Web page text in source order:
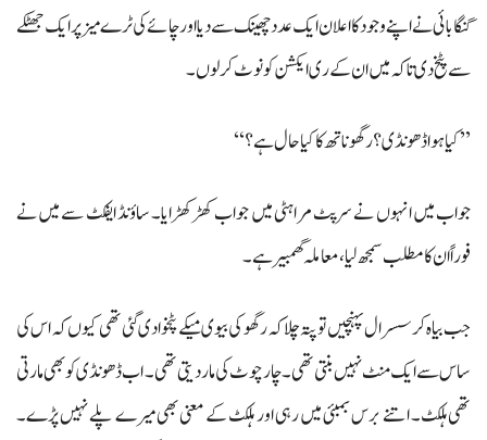
گنگا بائی نے اپنے وجود کا اعلان ایک عدد چھینک سے دیا اور چائے کی ٹرے میز پر ایک جھٹکے
سے پٹخ دی تاکہ میں ان کے ری ایکشن کو نوٹ کرلوں۔
’’کیا ہوا ڈھونڈی؟ رگھوناتھ کا کیا حال ہے؟‘‘
جواب میں انہوں نے سرپٹ مراہٹی میں جواب کھڑکھڑایا۔ ساؤنڈ ایفکٹ سے میں نے
فوراً ان کامطلب سمجھ لیا، معاملہ گھمبیر ہے۔
جب بیاہ کر سسرال پہنچیں تو پتہ چلا کہ رگھو کی بیوی میکے پٹخوادی گئی تھی کیوں کہ اس کی
ساس سے ایک منٹ نہیں بنتی تھی۔ چار چوٹ کی مار دیتی تھی۔ اب ڈھونڈی کو بھی مارتی
تھی ہلکٹ۔ اتنے برس بمبئی میں رہی اور ہلکٹ کے معنی بھی میرے پلے نہیں پڑے۔